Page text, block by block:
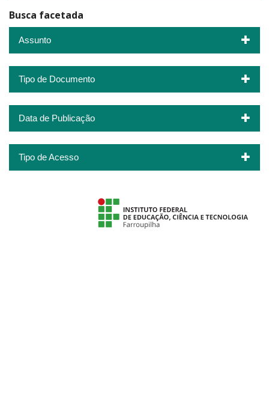
Busca facetada
Assunto
Tipo de Documento
Data de Publicação
Tipo de Acesso